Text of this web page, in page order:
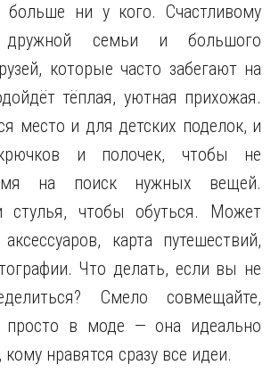
больше ни у кого. Счастливому
дружной семьи и большого
которые часто забегают на
тёплая, уютная прихожая.
место и для детских поделок, и
и полочек, чтобы не
на поиск нужных вещей.
стулья, чтобы обуться. Может
карта путешествий,
Что делать, если вы не
Смело совмещайте,
просто в моде — она идеально
нравятся сразу все идеи.